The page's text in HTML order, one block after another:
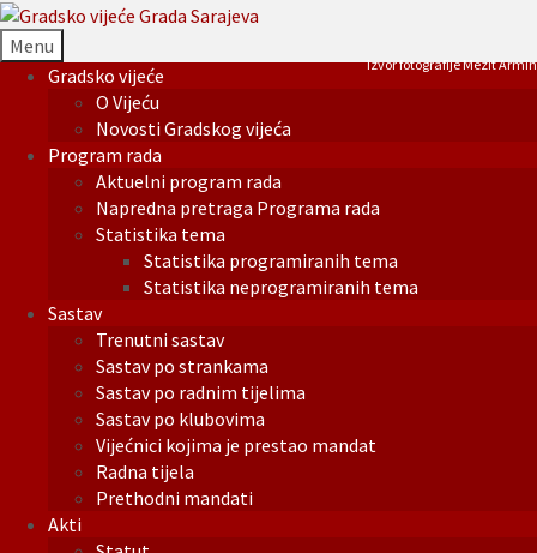
Menu
Gradsko vijeće
O Vijeću
Novosti Gradskog vijeća
Program rada
Aktuelni program rada
Napredna pretraga Programa rada
Statistika tema
Statistika programiranih tema
Statistika neprogramiranih tema
Sastav
Trenutni sastav
Sastav po strankama
Sastav po radnim tijelima
Sastav po klubovima
Vijećnici kojima je prestao mandat
Radna tijela
Prethodni mandati
Akti
Izvor fotografije Mezit Armin